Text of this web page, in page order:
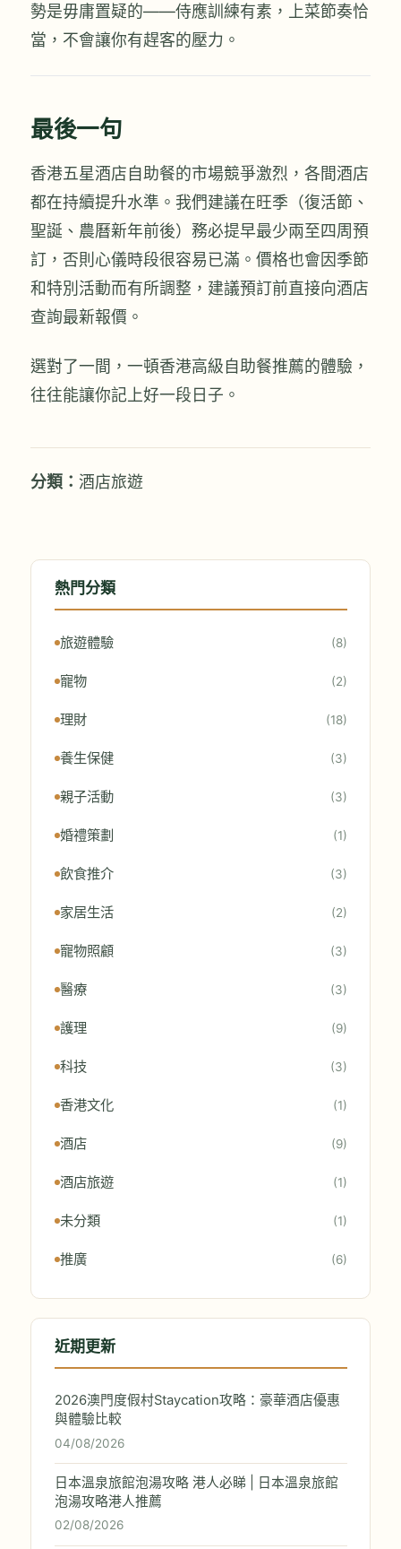
勢是毋庸置疑的——侍應訓練有素，上菜節奏恰
當，不會讓你有趕客的壓力。
最後一句
香港五星酒店自助餐的市場競爭激烈，各間酒店
都在持續提升水準。我們建議在旺季（復活節、
聖誕、農曆新年前後）務必提早最少兩至四周預
訂，否則心儀時段很容易已滿。價格也會因季節
和特別活動而有所調整，建議預訂前直接向酒店
查詢最新報價。
選對了一間，一頓香港高級自助餐推薦的體驗，
往往能讓你記上好一段日子。
分類： 酒店旅遊
熱門分類
旅遊體驗 (8)
寵物 (2)
理財 (18)
養生保健 (3)
親子活動 (3)
婚禮策劃 (1)
飲食推介 (3)
家居生活 (2)
寵物照顧 (3)
醫療 (3)
護理 (9)
科技 (3)
香港文化 (1)
酒店 (9)
酒店旅遊 (1)
未分類 (1)
推廣 (6)
近期更新
2026澳門度假村Staycation攻略：豪華酒店優惠
與體驗比較
04/08/2026
日本溫泉旅館泡湯攻略 港人必睇 | 日本溫泉旅館
泡湯攻略港人推薦
02/08/2026